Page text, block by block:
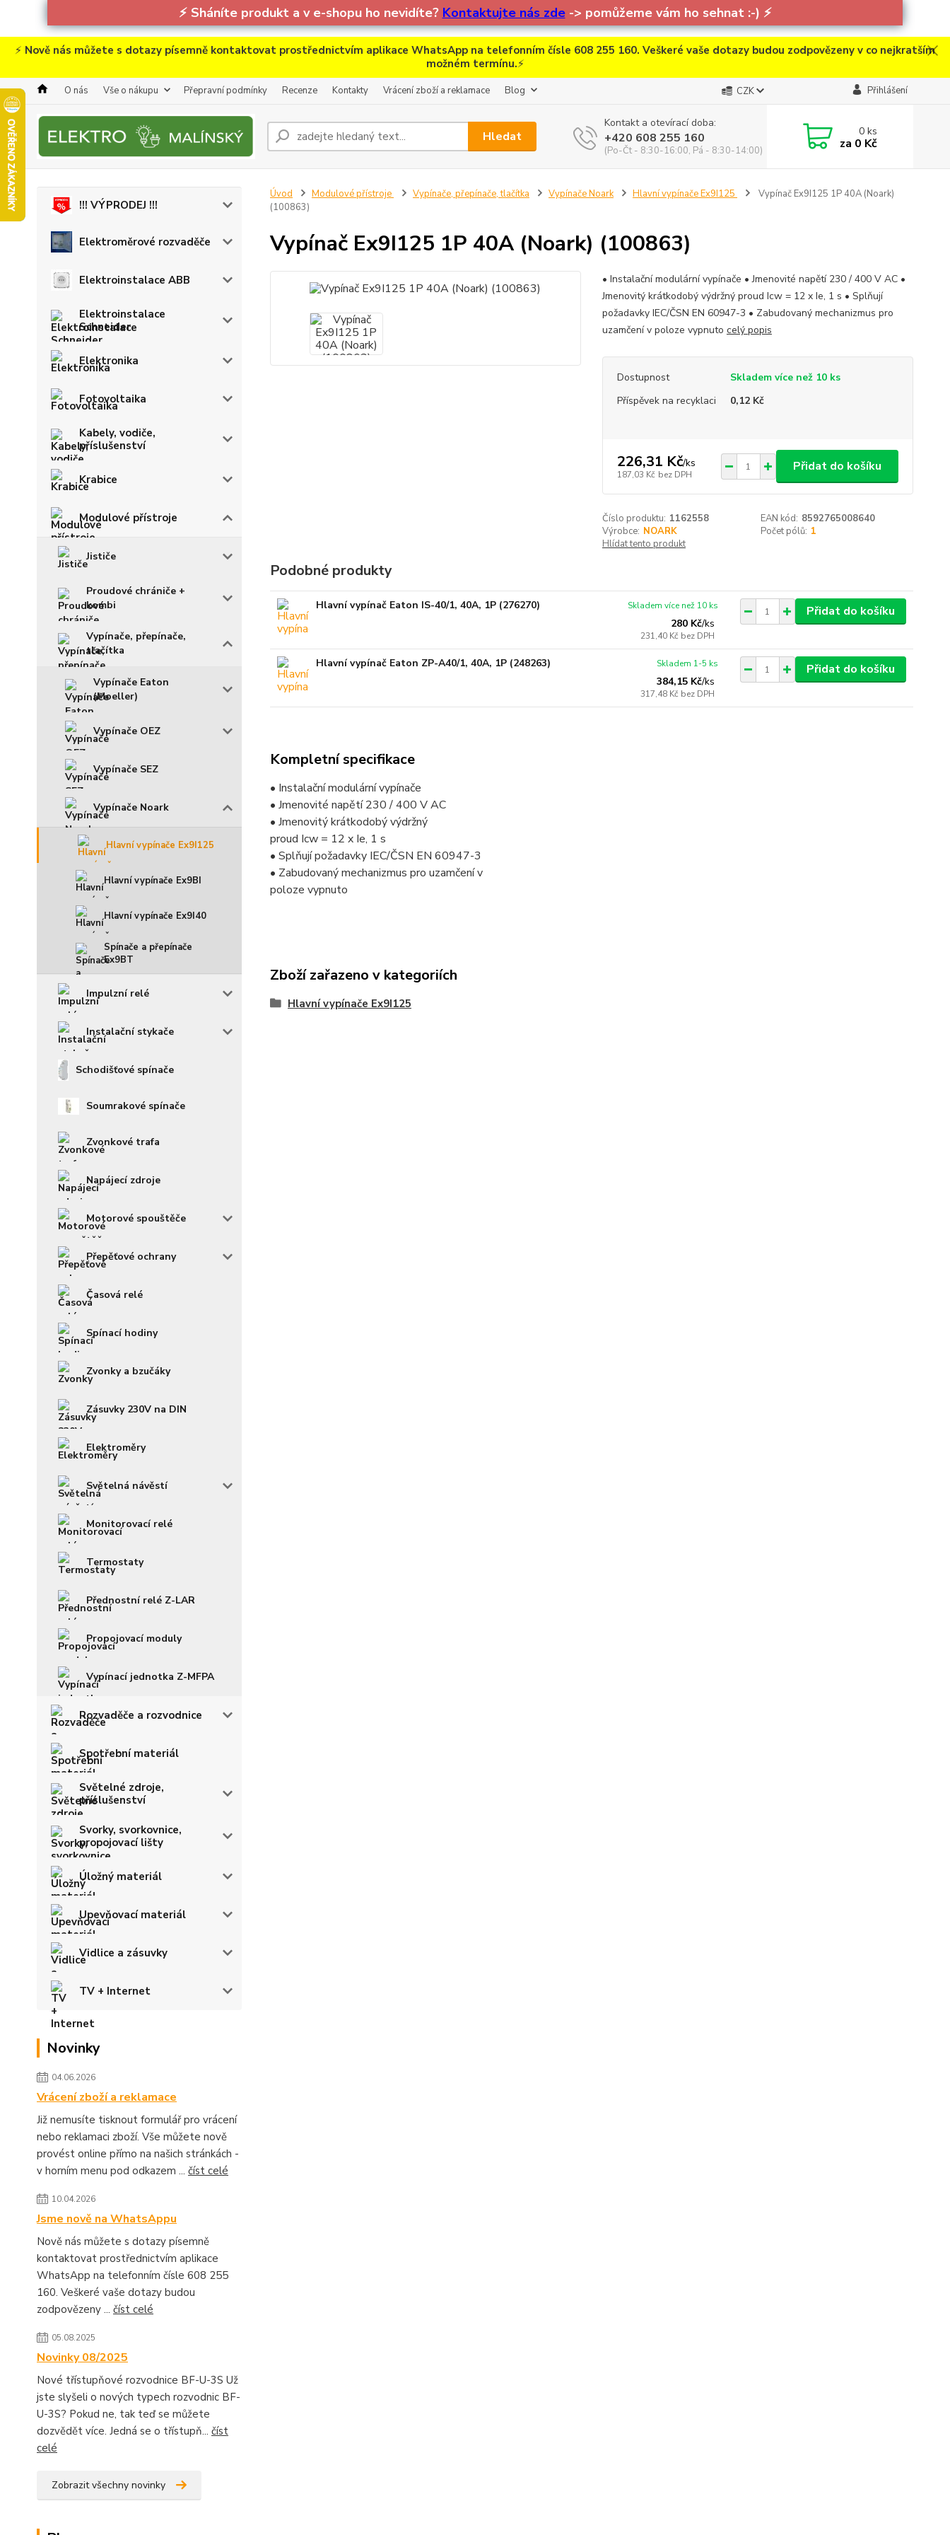
⚡ Sháníte produkt a v e-shopu ho nevidíte? Kontaktujte nás zde-> pomůžeme vám ho sehnat :-) ⚡
⚡ Nově nás můžete s dotazy písemně kontaktovat prostřednictvím aplikace WhatsApp na telefonním čísle 608 255 160. Veškeré vaše dotazy budou zodpovězeny v co nejkratším
možném termínu.⚡
O nás Vše o nákupu Přepravní podmínky Recenze Kontakty Vrácení zboží a reklamace Blog CZK Přihlášení
Hledat
Kontakt a otevírací doba:
+420 608 255 160
(Po-Čt - 8:30-16:00, Pá - 8:30-14:00)
0ks
za 0 Kč
!!! VÝPRODEJ !!!
Elektroměrové rozvaděče
Elektroinstalace ABB
Elektroinstalace
Schneider
Elektronika
Fotovoltaika
Kabely, vodiče,
příslušenství
Krabice
Modulové přístroje
Jističe
Proudové chrániče +
kombi
Vypínače, přepínače,
tlačítka
Vypínače Eaton
(Moeller)
Vypínače OEZ
Vypínače SEZ
Vypínače Noark
Hlavní vypínače Ex9I125
Hlavní vypínače Ex9BI
Hlavní vypínače Ex9I40
Spínače a přepínače
Ex9BT
Impulzní relé
Instalační stykače
Schodišťové spínače
Soumrakové spínače
Zvonkové trafa
Napájecí zdroje
Motorové spouštěče
Přepěťové ochrany
Časová relé
Spínací hodiny
Zvonky a bzučáky
Zásuvky 230V na DIN
Elektroměry
Světelná návěstí
Monitorovací relé
Termostaty
Přednostní relé Z-LAR
Propojovací moduly
Vypínací jednotka Z-MFPA
Rozvaděče a rozvodnice
Spotřební materiál
Světelné zdroje,
příslušenství
Svorky, svorkovnice,
propojovací lišty
Úložný materiál
Upevňovací materiál
Vidlice a zásuvky
TV + Internet
Novinky
04.06.2026
Vrácení zboží a reklamace
Již nemusíte tisknout formulář pro vrácení
nebo reklamaci zboží. Vše můžete nově
provést online přímo na našich stránkách -
v horním menu pod odkazem ... číst celé
10.04.2026
Jsme nově na WhatsAppu
Nově nás můžete s dotazy písemně
kontaktovat prostřednictvím aplikace
WhatsApp na telefonním čísle 608 255
160. Veškeré vaše dotazy budou
zodpovězeny ... číst celé
05.08.2025
Novinky 08/2025
Nové třístupňové rozvodnice BF-U-3S Už
jste slyšeli o nových typech rozvodnic BF-
U-3S? Pokud ne, tak teď se můžete
dozvědět více. Jedná se o třístupň... číst
celé
Zobrazit všechny novinky
Úvod Modulové přístroje Vypínače, přepínače, tlačítka Vypínače Noark Hlavní vypínače Ex9I125
Vypínač Ex9I125 1P 40A (Noark)
(100863)
Vypínač Ex9I125 1P 40A (Noark) (100863)
• Instalační modulární vypínače • Jmenovité napětí 230 / 400 V AC •
Jmenovitý krátkodobý výdržný proud Icw = 12 x Ie, 1 s • Splňují
požadavky IEC/ČSN EN 60947-3 • Zabudovaný mechanizmus pro
uzamčení v poloze vypnuto celý popis
Dostupnost
Skladem více než 10 ks
Příspěvek na recyklaci
0,12 Kč
226,31 Kč/ks
187,03 Kč bez DPH
Přidat do košíku
Číslo produktu: 1162558 EAN kód: 8592765008640
Výrobce: NOARK Počet pólů: 1
Hlídat tento produkt
Podobné produkty
Hlavní vypínač Eaton IS-40/1, 40A, 1P (276270)
280 Kč/ks
231,40 Kč bez DPH
Skladem více než 10 ks Přidat do košíku
Hlavní vypínač Eaton ZP-A40/1, 40A, 1P (248263)
384,15 Kč/ks
317,48 Kč bez DPH
Skladem 1-5 ks Přidat do košíku
Kompletní specifikace
• Instalační modulární vypínače
• Jmenovité napětí 230 / 400 V AC
• Jmenovitý krátkodobý výdržný
proud Icw = 12 x Ie, 1 s
• Splňují požadavky IEC/ČSN EN 60947-3
• Zabudovaný mechanizmus pro uzamčení v
poloze vypnuto
Zboží zařazeno v kategoriích
Hlavní vypínače Ex9I125